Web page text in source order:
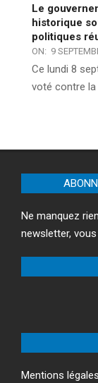
Le
historique
politiques
ON: 9
Ce lundi 8
voté contre
Ne manquez
newsletter,
Mentions légales